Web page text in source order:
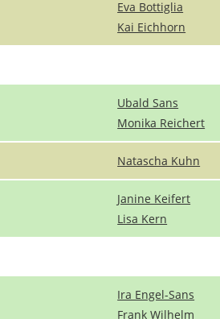
Eva Bottiglia
Kai Eichhorn
Ubald Sans
Monika Reichert
Natascha Kuhn
Janine Keifert
Lisa Kern
Ira Engel-Sans
Frank Wilhelm